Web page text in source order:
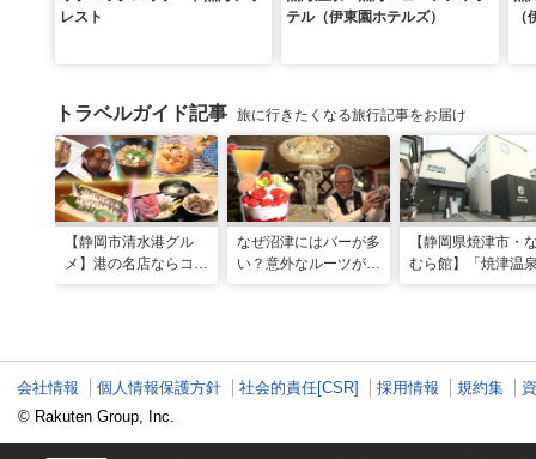
レスト
テル（伊東園ホテルズ）
トラベルガイド記事 旅に行きたくなる旅行記事をお届け
【静岡市清水港グル
メ】港の名店ならコ
なぜ沼津にはバーが多
い？意外なルーツがわ
【静岡県焼津市・
むら館】「焼津温
会社情報 個人情報保護方針 社会的責任[CSR] 採用情報 規約集
© Rakuten Group, Inc.